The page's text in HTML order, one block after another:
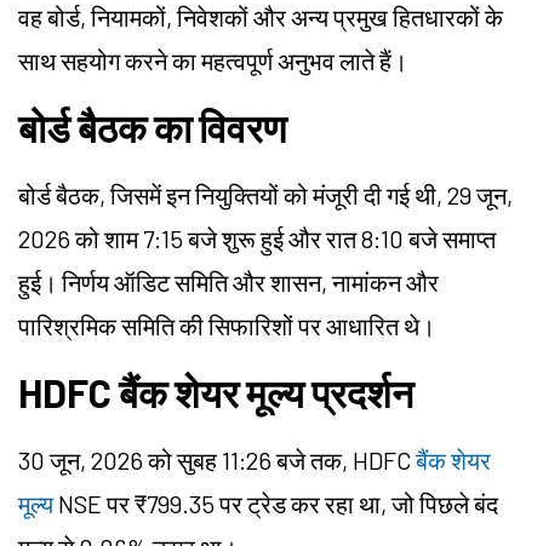
वह बोर्ड, नियामकों, निवेशकों और अन्य प्रमुख हितधारकों के
साथ सहयोग करने का महत्वपूर्ण अनुभव लाते हैं।
बोर्ड बैठक का विवरण
बोर्ड बैठक, जिसमें इन नियुक्तियों को मंजूरी दी गई थी, 29 जून,
2026 को शाम 7:15 बजे शुरू हुई और रात 8:10 बजे समाप्त
हुई। निर्णय ऑडिट समिति और शासन, नामांकन और
पारिश्रमिक समिति की सिफारिशों पर आधारित थे।
HDFC बैंक शेयर मूल्य प्रदर्शन
30 जून, 2026 को सुबह 11:26 बजे तक, HDFCबैंक शेयर
मूल्यNSE पर ₹799.35 पर ट्रेड कर रहा था, जो पिछले बंद